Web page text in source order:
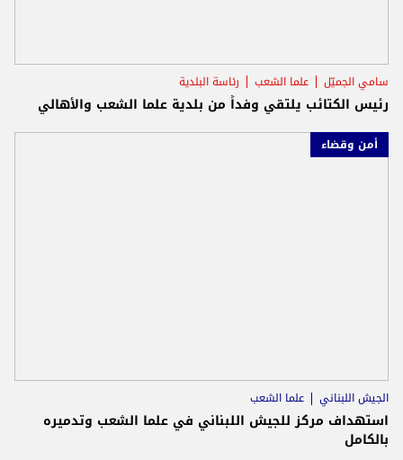
سامي الجميّل علما الشعب رئاسة البلدية
رئيس الكتائب يلتقي وفداً من بلدية علما الشعب والأهالي
أمن وقضاء
الجيش اللبناني علما الشعب
استهداف مركز للجيش اللبناني في علما الشعب وتدميره
بالكامل